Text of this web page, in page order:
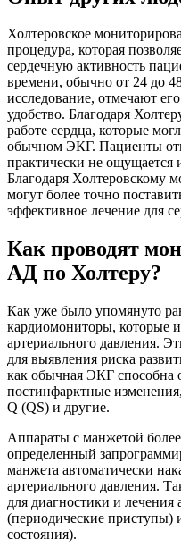
Холтеровское
процедура, которая
сердечную активность
времени, обычно от 24 до
исследование, отмечают
удобство. Благодаря
работе сердца, которые
обычном ЭКГ. Пациенты
практически не
Благодаря Холтеровскому
могут более точно
эффективное лечение для
Как проводят
АД по Холтеру?
Как уже было упомянуто
кардиомониторы, которые
артериального давления.
для выявления риска
как обычная ЭКГ способна
постинфарктные
Q (QS) и другие.
Аппараты с манжетой
определенный
манжета автоматически
артериального давления.
для диагностики и лечения
(периодические приступы)
состояния).